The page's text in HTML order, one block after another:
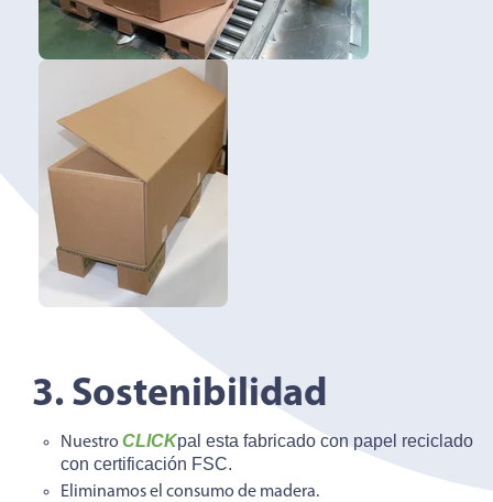
3. Sostenibilidad
Nuestro CLICKpal esta fabricado con papel reciclado
con certificación FSC.
Eliminamos el consumo de madera.